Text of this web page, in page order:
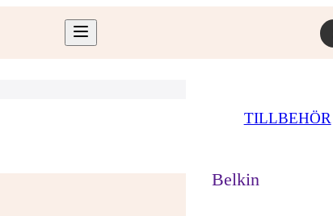
TILLBEHÖR
Belkin